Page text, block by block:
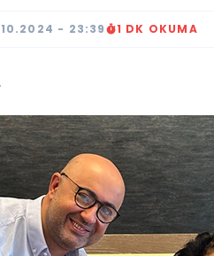
- 23:39 1 DK OKUMA